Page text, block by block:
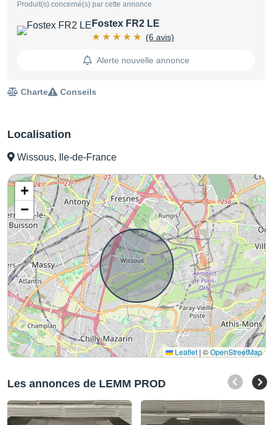
Localisation
Wissous, Ile-de-France
+
−
Leaflet | ©OpenStreetMap
Les annonces de LEMM PROD
Produit(s) concerné(s) par cette annonce
Fostex FR2 LE
(6 avis)
Alerte nouvelle annonce
Charte Conseils